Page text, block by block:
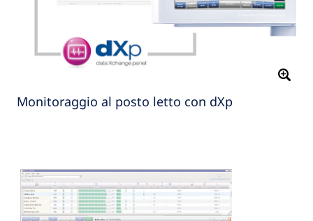
Monitoraggio al posto letto con dXp